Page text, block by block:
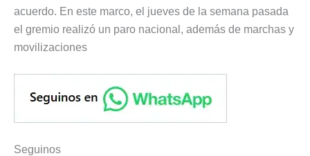
acuerdo. En este marco, el jueves de la semana pasada
el gremio realizó un paro nacional, además de marchas y
movilizaciones
Seguinos